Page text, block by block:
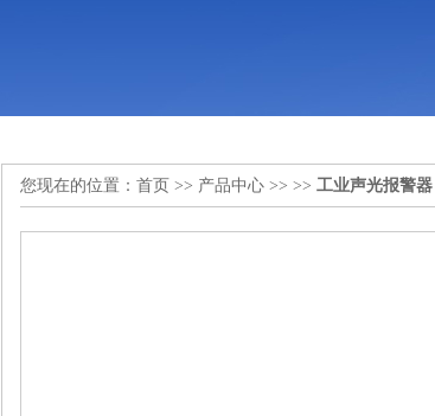
您现在的位置： 首页 >> 产品中心 >> >> 工业声光报警器